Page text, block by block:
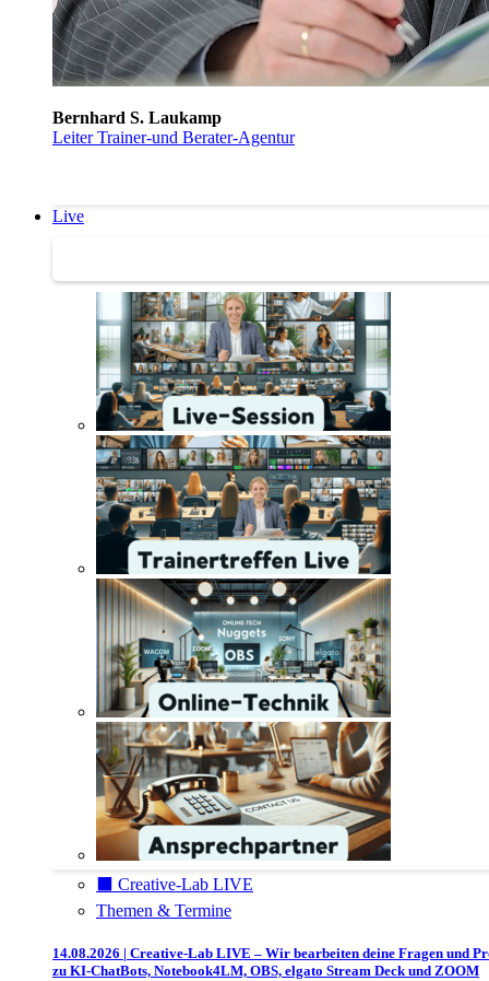
Bernhard S. Laukamp
Leiter Trainer-und Berater-Agentur
Live
⬛️ Creative-Lab LIVE
Themen & Termine
14.08.2026 | Creative-Lab LIVE – Wir bearbeiten deine Fragen und
zu KI-ChatBots, Notebook4LM, OBS, elgato Stream Deck und ZOOM